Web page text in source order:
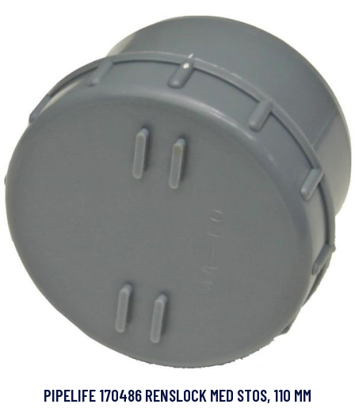
PIPELIFE 170486 RENSLOCK MED STOS, 110 MM